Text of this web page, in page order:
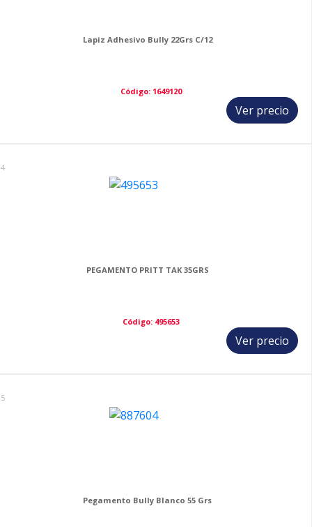
Lapiz Adhesivo Bully 22Grs C/12
Código: 1649120
Ver precio
PEGAMENTO PRITT TAK 35GRS
Código: 495653
Ver precio
Pegamento Bully Blanco 55 Grs